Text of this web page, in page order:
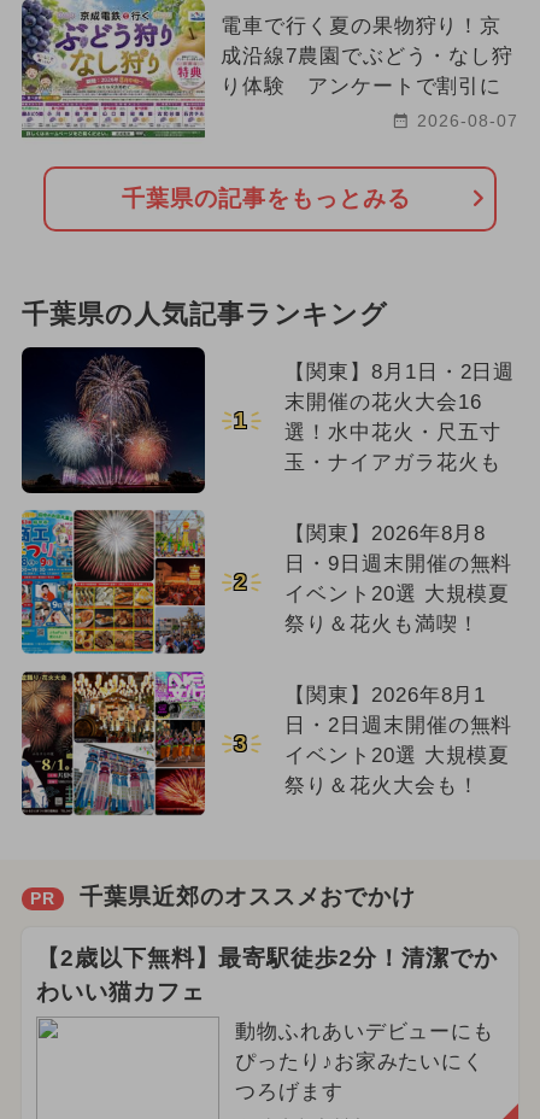
電車で行く夏の果物狩り！京
成沿線7農園でぶどう・なし狩
り体験 アンケートで割引に
2026-08-07
千葉県の記事をもっとみる
千葉県の人気記事ランキング
1
【関東】8月1日・2日週
末開催の花火大会16
選！水中花火・尺五寸
玉・ナイアガラ花火も
2
【関東】2026年8月8
日・9日週末開催の無料
イベント20選 大規模夏
祭り＆花火も満喫！
3
【関東】2026年8月1
日・2日週末開催の無料
イベント20選 大規模夏
祭り＆花火大会も！
PR 千葉県近郊のオススメおでかけ
【2歳以下無料】最寄駅徒歩2分！清潔でか
わいい猫カフェ
動物ふれあいデビューにも
ぴったり♪お家みたいにく
つろげます